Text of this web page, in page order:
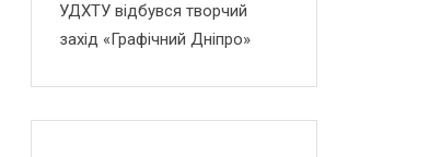
УДХТУ відбувся творчий
захід «Графічний Дніпро»